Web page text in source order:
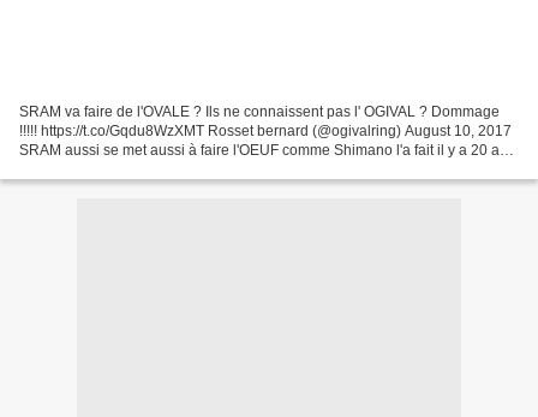
SRAM va faire de l'OVALE ? Ils ne connaissent pas l' OGIVAL ? Dommage
!!!!! https://t.co/Gqdu8WzXMT Rosset bernard (@ogivalring) August 10, 2017
SRAM aussi se met aussi à faire l'OEUF comme Shimano l'a fait il y a 20 ans